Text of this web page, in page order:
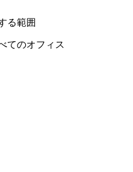
る範囲
てのオフィス